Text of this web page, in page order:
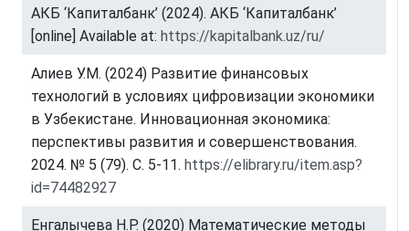
АКБ ‘Капиталбанк’ (2024). АКБ ‘Капиталбанк’
[online] Available at: https://kapitalbank.uz/ru/
Алиев У.М. (2024) Развитие финансовых
технологий в условиях цифровизации экономики
в Узбекистане. Инновационная экономика:
перспективы развития и совершенствования.
2024. № 5 (79). С. 5-11. https://elibrary.ru/item.asp?
id=74482927
Енгалычева Н.Р. (2020) Математические методы